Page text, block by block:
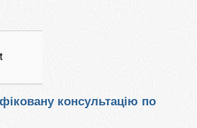
консультацію по